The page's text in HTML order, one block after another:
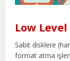
Low
Sabit disklere
format atma